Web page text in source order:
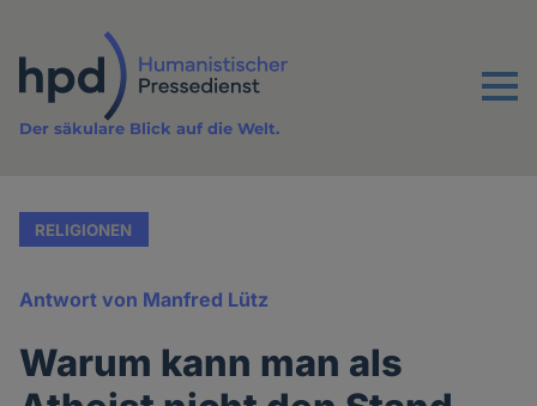
Inhalt
Menu
Der säkulare Blick auf die Welt.
RELIGIONEN
Antwort von Manfred Lütz
Warum kann man als